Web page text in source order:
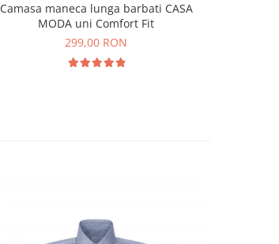
Camasa maneca lunga barbati CASA
MODA uni Comfort Fit
299,00 RON